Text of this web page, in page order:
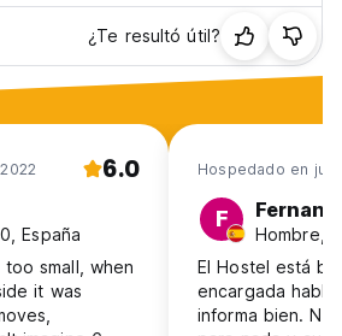
¿Te resultó útil?
6.0
España
small, when
it was
Hospedado en jun
F
Hombre,
El Hostel está
encargada
informa bien. No